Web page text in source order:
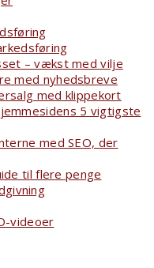
– vækst med vilje
med nyhedsbreve
med klippekort
5 vigtigste
med SEO, der
til flere penge
videoer